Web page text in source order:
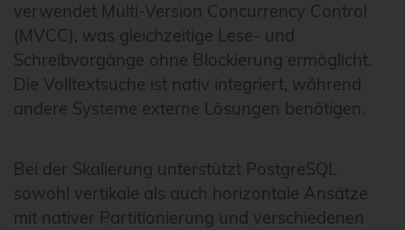
verwendet Multi-Version Concurrency Control
(MVCC), was gleichzeitige Lese- und
Schreibvorgänge ohne Blockierung ermöglicht.
Die Volltextsuche ist nativ integriert, während
andere Systeme externe Lösungen benötigen.
Bei der Skalierung unterstützt PostgreSQL
sowohl vertikale als auch horizontale Ansätze
mit nativer Partitionierung und verschiedenen